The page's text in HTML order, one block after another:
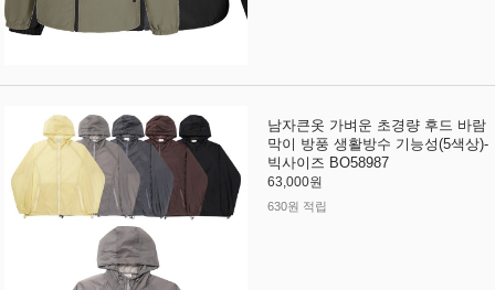
남자큰옷 가벼운 초경량 후드 바람
막이 방풍 생활방수 기능성(5색상)-
빅사이즈 BO58987
63,000원
630원 적립